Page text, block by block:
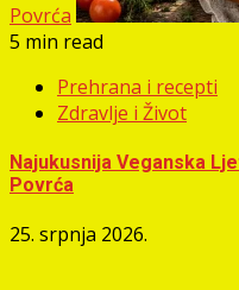
Povrća
5 min read
Prehrana i recepti
Zdravlje i Život
Najukusnija Veganska
Povrća
25. srpnja 2026.